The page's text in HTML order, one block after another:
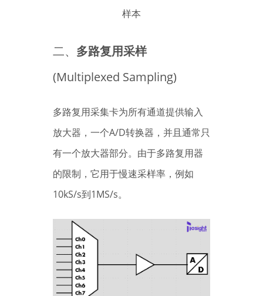
样本
二、 多路复用采样
(Multiplexed Sampling)
多路复用采集卡为所有通道提供输入
放大器，一个A/D转换器，并且通常只
有一个放大器部分。由于多路复用器
的限制，它用于慢速采样率，例如
10kS/s到1MS/s。